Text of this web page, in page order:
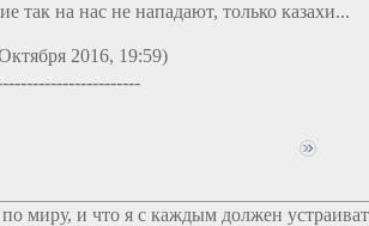
так на нас не нападают, только казахи...
2016, 19:59)
миру, и что я с каждым должен